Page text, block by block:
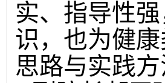
实、指导性
识，也为健
思路与实践方